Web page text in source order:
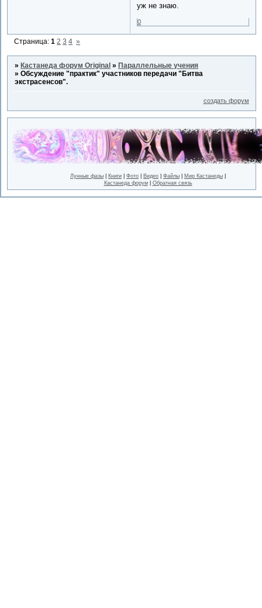
уж не знаю.
0
Страница:1 2 3 4 »
» Кастанеда форум Original » Параллельные учения
»Обсуждение "практик" участников передачи "Битва
экстрасенсов".
создать форум
Лунные фазы Книги Фото Видео Файлы Мир Кастанеды
Кастанеда форум| Обратная связь